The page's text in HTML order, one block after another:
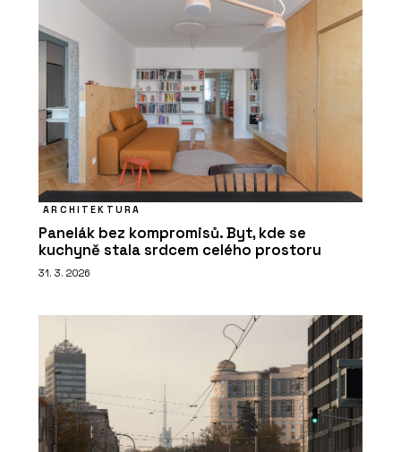
ARCHITEKTURA
Panelák bez kompromisů. Byt, kde se
kuchyně stala srdcem celého prostoru
31. 3. 2026